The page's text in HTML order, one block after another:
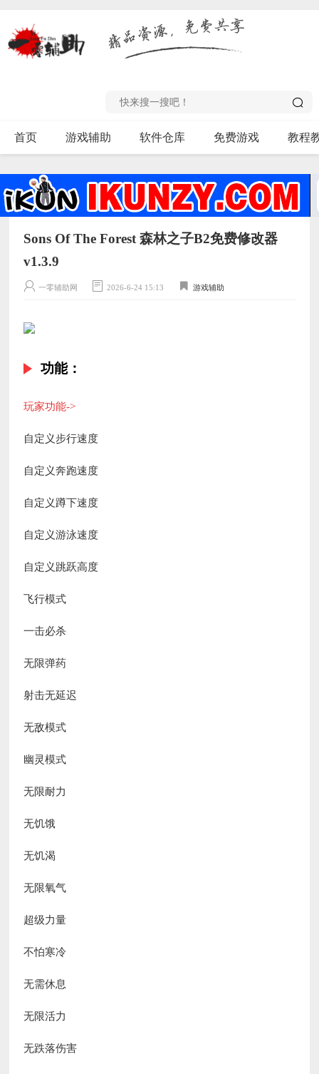
首页 游戏辅助 软件仓库 免费游戏 教程
Sons Of The Forest 森林之子B2免费修改器
v1.3.9
一零辅助网 2026-6-24 15:13 游戏辅助
功能：
玩家功能->
自定义步行速度
自定义奔跑速度
自定义蹲下速度
自定义游泳速度
自定义跳跃高度
飞行模式
一击必杀
无限弹药
射击无延迟
无敌模式
幽灵模式
无限耐力
无饥饿
无饥渴
无限氧气
超级力量
不怕寒冷
无需休息
无限活力
无跌落伤害